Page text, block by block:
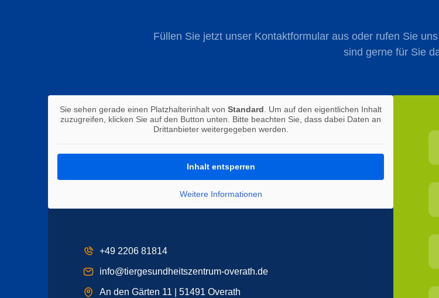
Füllen Sie jetzt unser Kontaktformular aus oder rufen Sie
sind gerne für Sie
Sie sehen gerade einen Platzhalterinhalt von Standard . Um auf den eigentlichen Inhalt
zuzugreifen, klicken Sie auf den Button unten. Bitte beachten Sie, dass dabei Daten an
Drittanbieter weitergegeben werden.
Inhalt entsperren
Weitere Informationen
+49 2206 81814
info@tiergesundheitszentrum-overath.de
An den Gärten 11 | 51491 Overath